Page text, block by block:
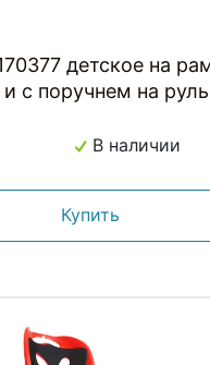
детское на
с поручнем на
В наличии
Купить